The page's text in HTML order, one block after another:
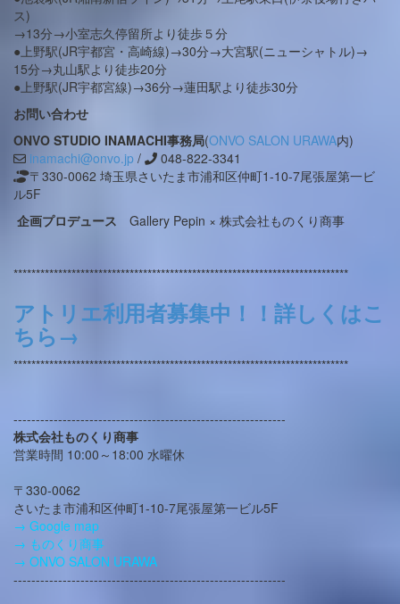
ス)
→13分→小室志久停留所より徒歩５分
●上野駅(JR宇都宮・高崎線)→30分→大宮駅(ニューシャトル)→
15分→丸山駅より徒歩20分
●上野駅(JR宇都宮線)→36分→蓮田駅より徒歩30分
お問い合わせ
ONVO STUDIO INAMACHI事務局(ONVO SALON URAWA内)
inamachi@onvo.jp /
048-822-3341
〒330-0062 埼玉県さいたま市浦和区仲町1-10-7尾張屋第一ビ
ル5F
企画プロデュース Gallery Pepin × 株式会社ものくり商事
***************************************************************************
アトリエ利用者募集中！！詳しくはこ
ちら→
***************************************************************************
-------------------------------------------------------------
株式会社ものくり商事
営業時間 10:00～18:00 水曜休
〒330-0062
さいたま市浦和区仲町1-10-7尾張屋第一ビル5F
→ Google map
→ ものくり商事
→ ONVO SALON URAWA
-------------------------------------------------------------